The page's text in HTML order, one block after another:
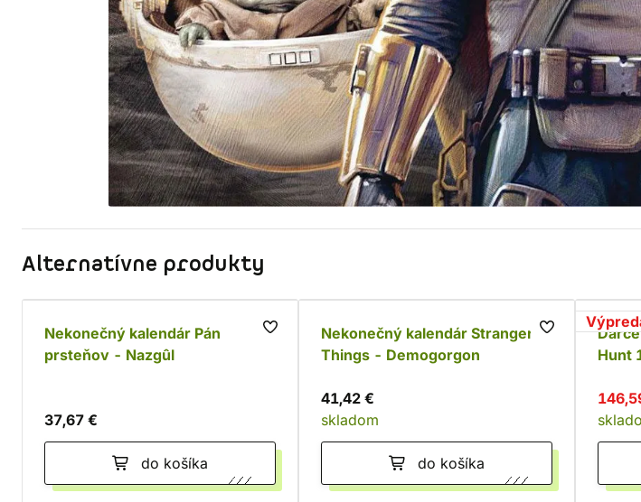
Alternatívne produkty
Nekonečný kalendár Pán
prsteňov - Nazgûl
37,67 €
do košíka
Nekonečný kalendár Stranger
Things - Demogorgon
41,42 €
skladom
do košíka
Hunt